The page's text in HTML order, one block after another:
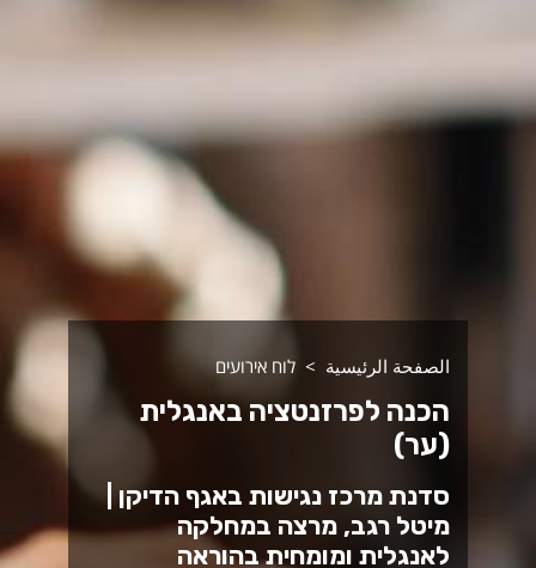
الصفحة الرئيسية לוח אירועים
הכנה לפרזנטציה באנגלית
(ער)
סדנת מרכז נגישות באגף הדיקן |
מיטל רגב, מרצה במחלקה
לאנגלית ומומחית בהוראה